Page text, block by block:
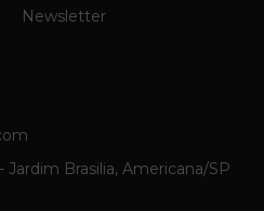
Newsletter
Jardim Brasilia, Americana/SP